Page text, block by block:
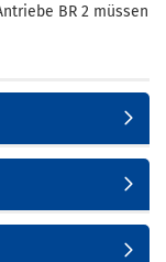
BR 2 müssen